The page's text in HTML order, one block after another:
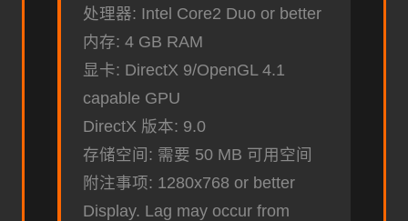
处理器: Intel Core2 Duo or better
内存: 4 GB RAM
显卡: DirectX 9/OpenGL 4.1
capable GPU
DirectX 版本: 9.0
存储空间: 需要 50 MB 可用空间
附注事项: 1280x768 or better
Display. Lag may occur from